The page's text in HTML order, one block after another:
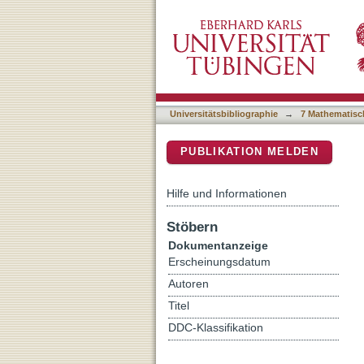
Universitätsbibliographie → 7
PUBLIKATION MELDEN
Hilfe und Informationen
Stöbern
Dokumentanzeige
Erscheinungsdatum
Autoren
Titel
DDC-Klassifikation